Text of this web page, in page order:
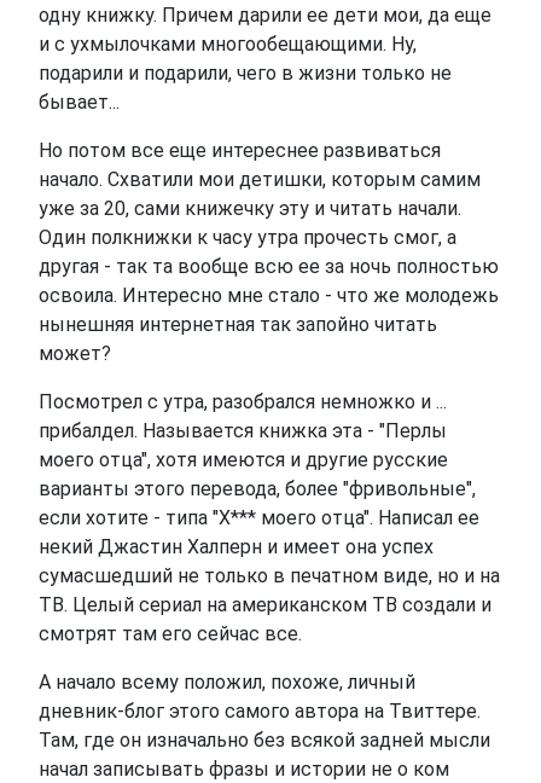
одну книжку. Причем дарили ее дети мои, да еще
и с ухмылочками многообещающими. Ну,
подарили и подарили, чего в жизни только не
бывает...
Но потом все еще интереснее развиваться
начало. Схватили мои детишки, которым самим
уже за 20, сами книжечку эту и читать начали.
Один полкнижки к часу утра прочесть смог, а
другая - так та вообще всю ее за ночь полностью
освоила. Интересно мне стало - что же молодежь
нынешняя интернетная так запойно читать
может?
Посмотрел с утра, разобрался немножко и ...
прибалдел. Называется книжка эта - "Перлы
моего отца", хотя имеются и другие русские
варианты этого перевода, более "фривольные",
если хотите - типа "Х*** моего отца". Написал ее
некий Джастин Халперн и имеет она успех
сумасшедший не только в печатном виде, но и на
ТВ. Целый сериал на американском ТВ создали и
смотрят там его сейчас все.
А начало всему положил, похоже, личный
дневник-блог этого самого автора на Твиттере.
Там, где он изначально без всякой задней мысли
начал записывать фразы и истории не о ком